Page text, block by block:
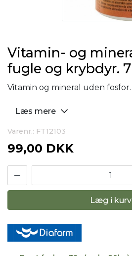
Vitamin- og
fugle og krybdyr.
Vitamin og mineral uden fosfor.
Læs mere
Varenr.: FT12103
99,00 DKK
Læg i kurv